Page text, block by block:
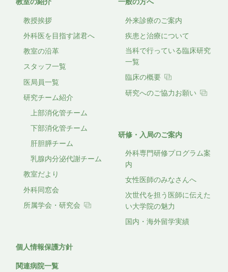
教授挨拶
外科医を目指す諸君へ
教室の沿革
スタッフ一覧
医局員一覧
研究チーム紹介
上部消化管チーム
下部消化管チーム
肝胆膵チーム
乳腺内分泌代謝チーム
教室だより
外科同窓会
所属学会・研究会
外来診療のご案内
疾患と治療について
当科で行っている臨床研究
一覧
臨床の概要
研究へのご協力お願い
研修・入局のご案内
外科専門研修プログラム案
内
女性医師のみなさんへ
次世代を担う医師に伝えた
い大学院の魅力
国内・海外留学実績
個人情報保護方針
関連病院一覧